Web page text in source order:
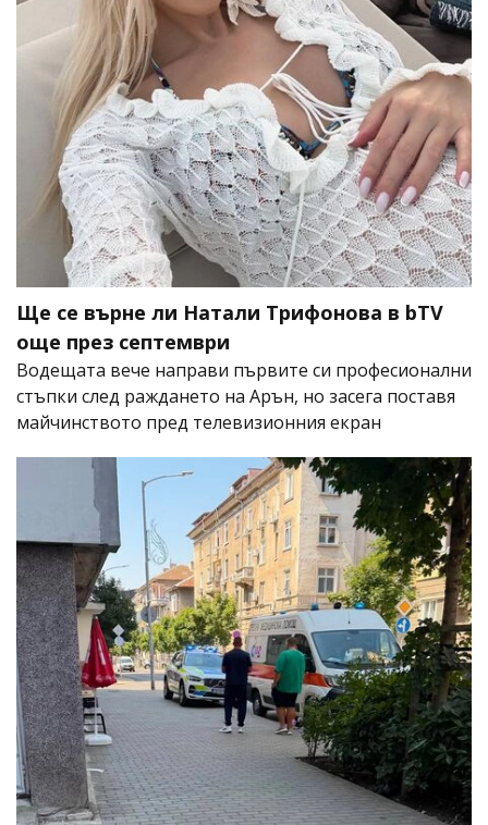
Ще се върне ли Натали Трифонова в bTV
още през септември
Водещата вече направи първите си професионални
стъпки след раждането на Арън, но засега поставя
майчинството пред телевизионния екран